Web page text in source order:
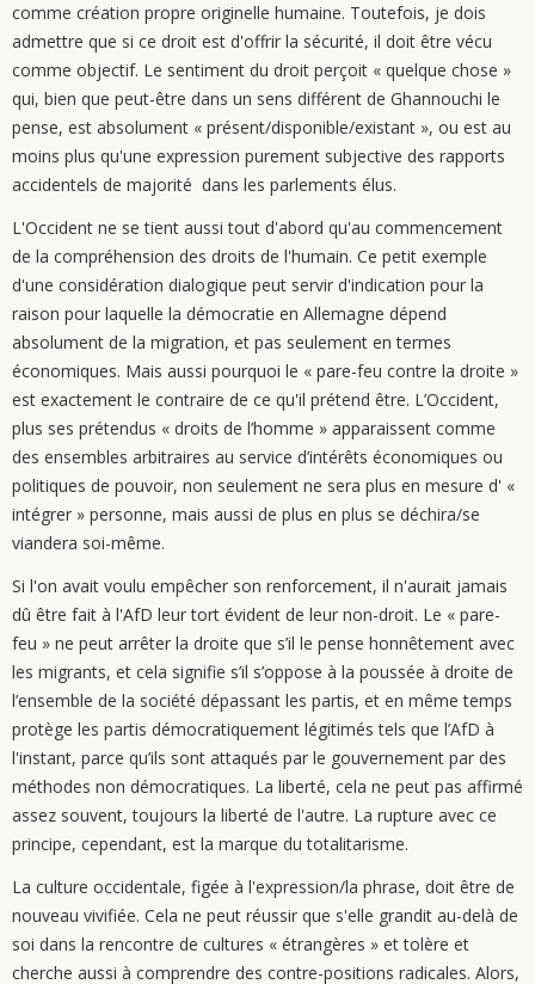
comme création propre originelle humaine. Toutefois, je dois
admettre que si ce droit est d'offrir la sécurité, il doit être vécu
comme objectif. Le sentiment du droit perçoit « quelque chose »
qui, bien que peut-être dans un sens différent de Ghannouchi le
pense, est absolument « présent/disponible/existant », ou est au
moins plus qu'une expression purement subjective des rapports
accidentels de majorité dans les parlements élus.
L'Occident ne se tient aussi tout d'abord qu'au commencement
de la compréhension des droits de l'humain. Ce petit exemple
d'une considération dialogique peut servir d'indication pour la
raison pour laquelle la démocratie en Allemagne dépend
absolument de la migration, et pas seulement en termes
économiques. Mais aussi pourquoi le « pare-feu contre la droite »
est exactement le contraire de ce qu'il prétend être. L’Occident,
plus ses prétendus « droits de l’homme » apparaissent comme
des ensembles arbitraires au service d’intérêts économiques ou
politiques de pouvoir, non seulement ne sera plus en mesure d' «
intégrer » personne, mais aussi de plus en plus se déchira/se
viandera soi-même.
Si l'on avait voulu empêcher son renforcement, il n'aurait jamais
dû être fait à l'AfD leur tort évident de leur non-droit. Le « pare-
feu » ne peut arrêter la droite que s’il le pense honnêtement avec
les migrants, et cela signifie s’il s’oppose à la poussée à droite de
l’ensemble de la société dépassant les partis, et en même temps
protège les partis démocratiquement légitimés tels que l’AfD à
l'instant, parce qu’ils sont attaqués par le gouvernement par des
méthodes non démocratiques. La liberté, cela ne peut pas affirmé
assez souvent, toujours la liberté de l'autre. La rupture avec ce
principe, cependant, est la marque du totalitarisme.
La culture occidentale, figée à l'expression/la phrase, doit être de
nouveau vivifiée. Cela ne peut réussir que s'elle grandit au-delà de
soi dans la rencontre de cultures « étrangères » et tolère et
cherche aussi à comprendre des contre-positions radicales. Alors,